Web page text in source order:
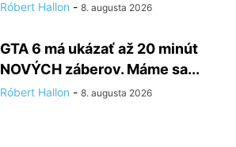
Róbert Hallon - 8. augusta 2026
GTA 6 má ukázať až 20 minút
NOVÝCH záberov. Máme sa...
Róbert Hallon - 8. augusta 2026